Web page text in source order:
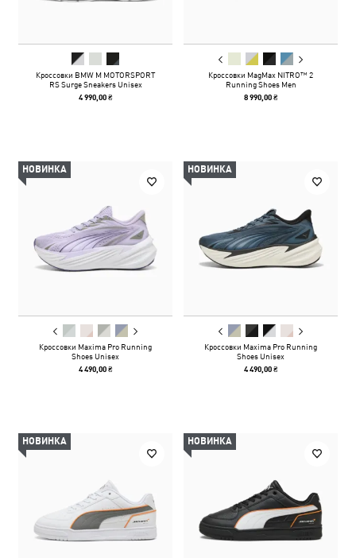
Кроссовки BMW M MOTORSPORT
RS Surge Sneakers Unisex
4 990,00 ₴
Кроссовки MagMax NITRO™ 2
Running Shoes Men
8 990,00 ₴
НОВИНКА
Кроссовки Maxima Pro Running
Shoes Unisex
4 490,00 ₴
НОВИНКА
Кроссовки Maxima Pro Running
Shoes Unisex
4 490,00 ₴
НОВИНКА НОВИНКА